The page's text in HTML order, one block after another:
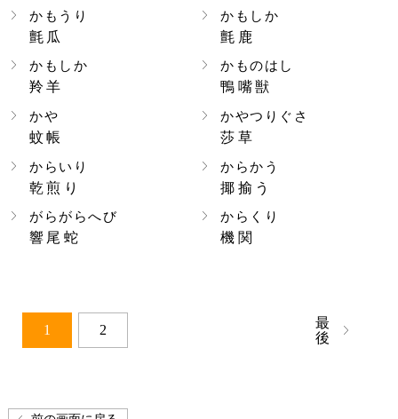
かもうり
氈瓜
かもしか
氈鹿
かもしか
羚羊
かものはし
鴨嘴獣
かや
蚊帳
かやつりぐさ
莎草
からいり
乾煎り
からかう
揶揄う
がらがらへび
響尾蛇
からくり
機関
1 2
最
後